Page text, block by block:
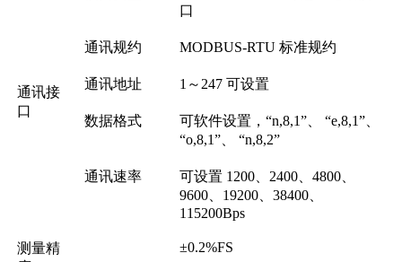
通讯接
口
口
通讯规约 MODBUS-RTU 标准规约
通讯地址 1～247 可设置
数据格式
可软件设置，“n,8,1”、 “e,8,1”、
“o,8,1”、 “n,8,2”
通讯速率
可设置 1200、2400、4800、
9600、19200、38400、
115200Bps
测量精
±0.2%FS